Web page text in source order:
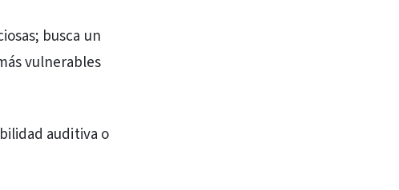
busca un
vulnerables
auditiva o